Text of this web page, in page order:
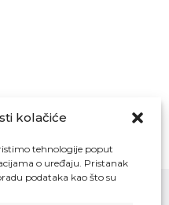
kolačiće
tehnologije poput
o uređaju. Pristanak
podataka kao što su